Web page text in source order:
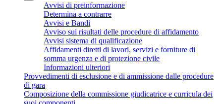
Avvisi di preinformazione
Determina a contrarre
Avvisi e Bandi
Avviso sui risultati delle procedure di affidamento
Avvisi sistema di qualificazione
Affidamenti diretti di lavori, servizi e forniture di
somma urgenza e di protezione civile
Informazioni ulteriori
Provvedimenti di esclusione e di ammissione dalle procedure
di gara
Composizione della commissione giudicatrice e curricula dei